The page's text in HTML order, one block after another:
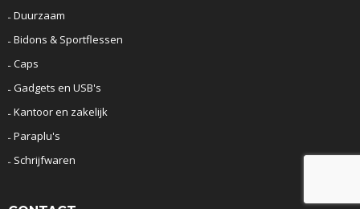
Duurzaam
Bidons & Sportflessen
Caps
Gadgets en USB's
Kantoor en zakelijk
Paraplu's
Schrijfwaren